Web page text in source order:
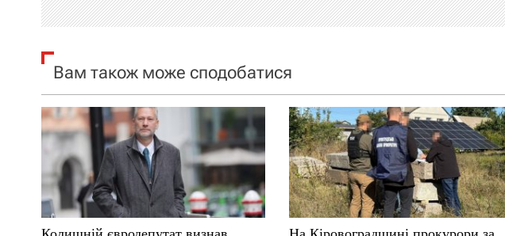
і
я
а
и
с
Вам також може сподобатися